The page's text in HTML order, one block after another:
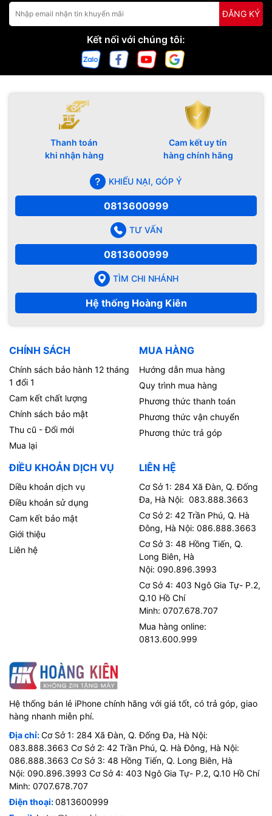
Iphone 7 Plus không có quá nhiều thay đổi về mặt tính
năng so với thế hệ cũ, Hãy cùng chúng tôi review Iphone 7
Plus nhé.
hơn qua từng phiên bản, từ vật liệu cho đến những hình
khối, những đường nét nhỏ.
Review Iphone 7 Plus: về thiết kế thiết kế
Iphone 7 Plus
Trên iPhone 7 Plus, tỉ lệ sử dụng màn hình ở mặt trước vẫn
quá ít, viền màn hình vẫn quá lớn nên các bạn sẽ thấy một
chiếc máy lớn hơn so với những điện thoại khác cùng kích
cỡ. Apple cũng đã gắn rất nhiều gioăng cao su và keo chạy
dọc viền máy để tăng cường khả năng chống nước nên
phần chênh giữa những thành phần độc lập có thể cảm
nhận dễ dàng hơn. Nói về chống nước, iPhone 7 Plus cho
Hotro@hoangkien.Com
Tư vấn miễn phí 24/7: 0123.888.3663
Tham gia Page công nghệ hàng đầu về iPhone, iPad:
http://facebook.com/hoangkien.co
www.youtube.com/hoangkienchannel
Kênh thuộc sở hữu của Hoàng Kiên 284 Xã Đàn - Đống Đa - Hà
Tại Hoàng Kiên, tất cả các sản phẩm iPhone, iPad New và Like
New đều được bảo hành 12 tháng 1 đổi 1 (cả nguồn và màn hình)
Hoàng Kiên chỉ bán máy chính hãng, zin nguyên bản. Cam kết
không ZIN tặng máy - Duy nhất tại Việt Nam
Các sản phẩm của Hoàng Kiên:iphone 7 -7plus;iphone-6s-
plus
iphone-5s;ipad-pro-9-7in-32g
ĐĂNG KÝ
Kết nối với chúng tôi:
Thanh toán
khi nhận hàng
Cam kết uy tín
hàng chính hãng
KHIẾU NẠI, GÓP Ý
0813600999
TƯ VẤN
0813600999
TÌM CHI NHÁNH
Hệ thống Hoàng Kiên
CHÍNH SÁCH
Chính sách bảo hành 12 tháng
1 đổi 1
Cam kết chất lượng
Chính sách bảo mật
Thu cũ - Đổi mới
Mua lại
MUA HÀNG
Hướng dẫn mua hàng
Quy trình mua hàng
Phương thức thanh toán
Phương thức vận chuyển
Phương thức trả góp
ĐIỀU KHOẢN DỊCH VỤ
Diều khoản dịch vụ
Điều khoản sử dụng
Cam kết bảo mật
Giới thiệu
Liên hệ
LIÊN HỆ
Cơ Sở 1: 284 Xã Đàn, Q. Đống
Đa, Hà Nội: 083.888.3663
Cơ Sở 2: 42 Trần Phú, Q. Hà
Đông, Hà Nội: 086.888.3663
Cơ Sở 3: 48 Hồng Tiến, Q.
Long Biên, Hà
Nội: 090.896.3993
Cơ Sở 4: 403 Ngô Gia Tự- P.2,
Q.10 Hồ Chí
Minh: 0707.678.707
Mua hàng online:
0813.600.999
Hệ thống bán lẻ iPhone chính hãng với giá tốt, có trả góp, giao
hàng nhanh miễn phí.
Địa chỉ:Cơ Sở 1: 284 Xã Đàn, Q. Đống Đa, Hà Nội:
083.888.3663 Cơ Sở 2: 42 Trần Phú, Q. Hà Đông, Hà Nội:
086.888.3663 Cơ Sở 3: 48 Hồng Tiến, Q. Long Biên, Hà
Nội: 090.896.3993 Cơ Sở 4: 403 Ngô Gia Tự- P.2, Q.10 Hồ Chí
Minh: 0707.678.707
Điện thoại:0813600999